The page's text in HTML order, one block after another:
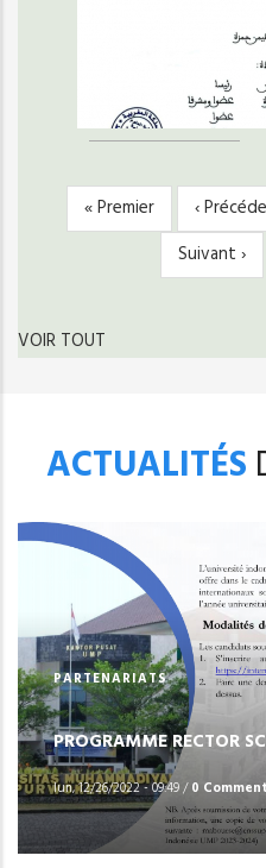
PAGINATION
Première
page
« Premier
Page
‹
Page
suivante
Suivant ›
VOIR TOUT
ACTUALITÉS
PARTENARIATS
PROGRAMME RECTOR
lun, 12/26/2022 - 09:49/0